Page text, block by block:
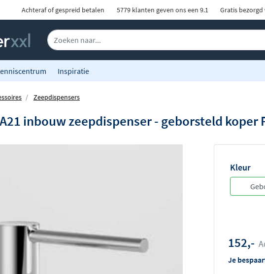
Achteraf of gespreid betalen 5779 klanten geven ons een 9.1 Gratis bezorgd
Inspiratie
Zeepdispensers
inbouw zeepdispenser - geborsteld koper
Kleur
152,-
Je